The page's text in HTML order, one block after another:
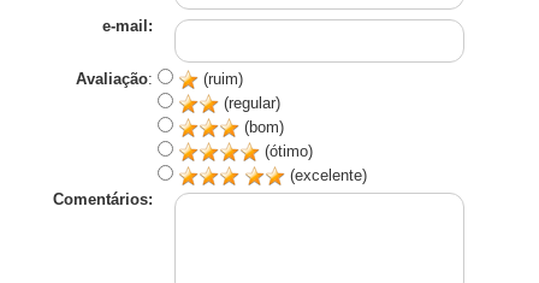
e-mail:
Avaliação:
(ruim)
(regular)
(bom)
(ótimo)
(excelente)
Comentários: